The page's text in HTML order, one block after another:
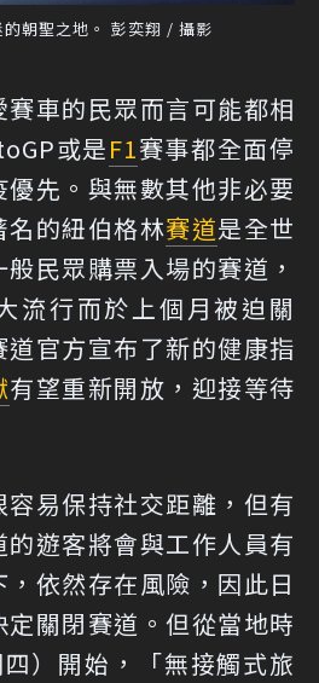
朝聖之地。 彭奕翔 / 攝影
車的民眾而言可能都相
或是F1賽事都全面停
先。與無數其他非必要
的紐伯格林賽道是全世
民眾購票入場的賽道，
流行而於上個月被迫關
官方宣布了新的健康指
有望重新開放，迎接等待
易保持社交距離，但有
遊客將會與工作人員有
依然存在風險，因此日
關閉賽道。但從當地時
）開始，「無接觸式旅